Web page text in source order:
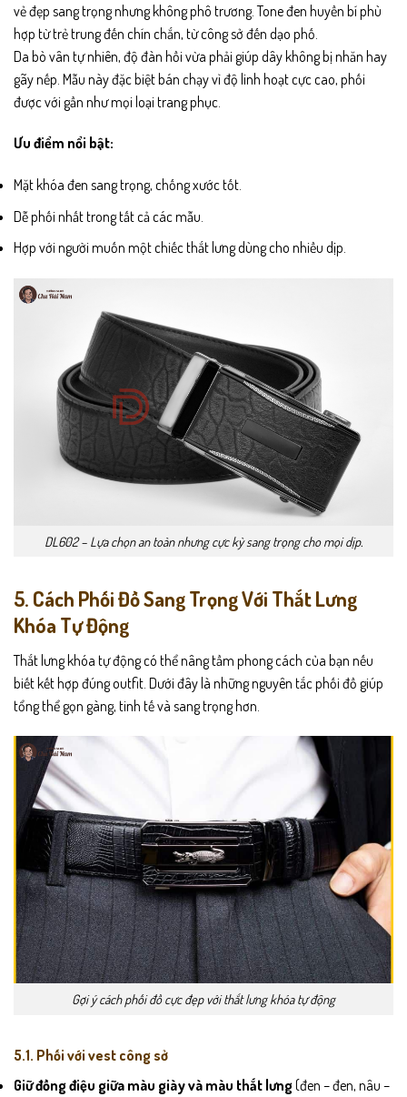
vẻ đẹp sang trọng nhưng không phô trương. Tone đen huyền bí phù
hợp từ trẻ trung đến chín chắn, từ công sở đến dạo phố.
Da bò vân tự nhiên, độ đàn hồi vừa phải giúp dây không bị nhăn hay
gãy nếp. Mẫu này đặc biệt bán chạy vì độ linh hoạt cực cao, phối
được với gần như mọi loại trang phục.
Ưu điểm nổi bật:
Mặt khóa đen sang trọng, chống xước tốt.
Dễ phối nhất trong tất cả các mẫu.
Hợp với người muốn một chiếc thắt lưng dùng cho nhiều dịp.
DL602 – Lựa chọn an toàn nhưng cực kỳ sang trọng cho mọi dịp.
5. Cách Phối Đồ Sang Trọng Với Thắt Lưng
Khóa Tự Động
Thắt lưng khóa tự động có thể nâng tầm phong cách của bạn nếu
biết kết hợp đúng outfit. Dưới đây là những nguyên tắc phối đồ giúp
tổng thể gọn gàng, tinh tế và sang trọng hơn.
Gợi ý cách phối đồ cực đẹp với thắt lưng khóa tự động
5.1. Phối với vest công sở
Giữ đồng điệu giữa màu giày và màu thắt lưng(đen – đen, nâu –